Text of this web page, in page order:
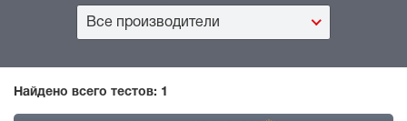
Все производители
Найдено всего тестов: 1